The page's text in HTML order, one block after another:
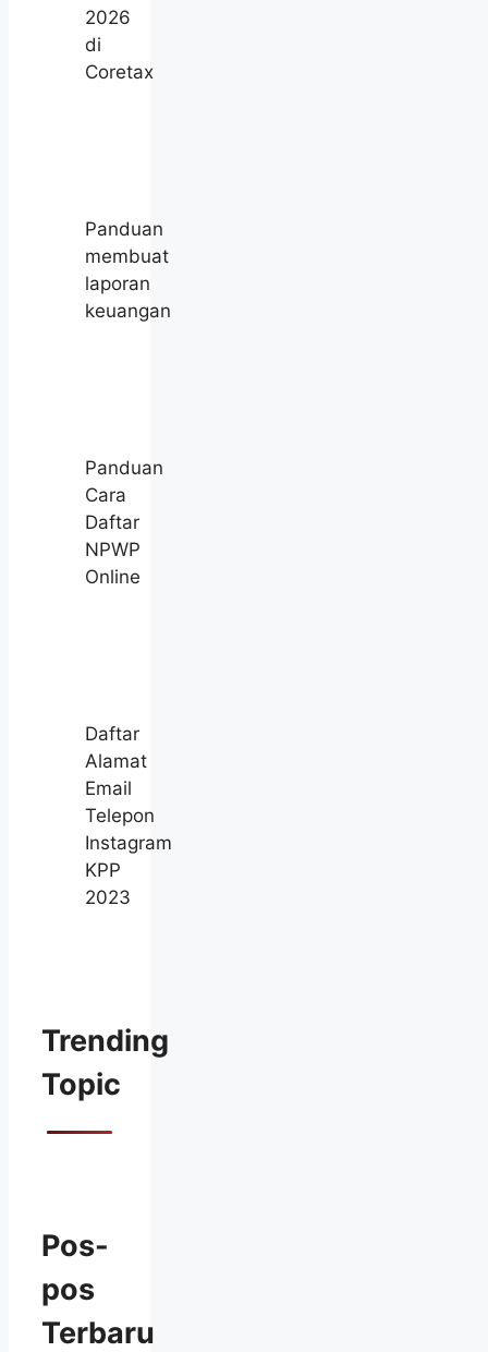
2026
di
Coretax
Panduan
membuat
laporan
keuangan
Panduan
Cara
Daftar
NPWP
Online
Daftar
Alamat
Email
Telepon
Instagram
KPP
2023
Trending
Topic
Pos-
pos
Terbaru